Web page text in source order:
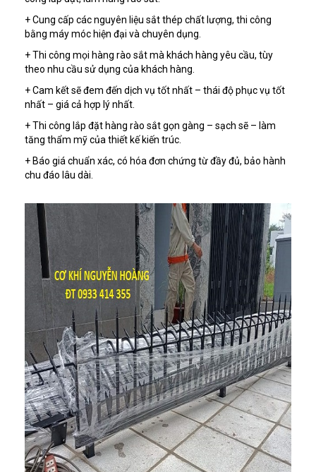
+ Cung cấp các nguyên liệu sắt thép chất lượng, thi công
bằng máy móc hiện đại và chuyên dụng.
+ Thi công mọi hàng rào sắt mà khách hàng yêu cầu, tùy
theo nhu cầu sử dụng của khách hàng.
+ Cam kết sẽ đem đến dịch vụ tốt nhất – thái độ phục vụ tốt
nhất – giá cả hợp lý nhất.
+ Thi công lắp đặt hàng rào sắt gọn gàng – sạch sẽ – làm
tăng thẩm mỹ của thiết kế kiến trúc.
+ Báo giá chuẩn xác, có hóa đơn chứng từ đầy đủ, bảo hành
chu đáo lâu dài.